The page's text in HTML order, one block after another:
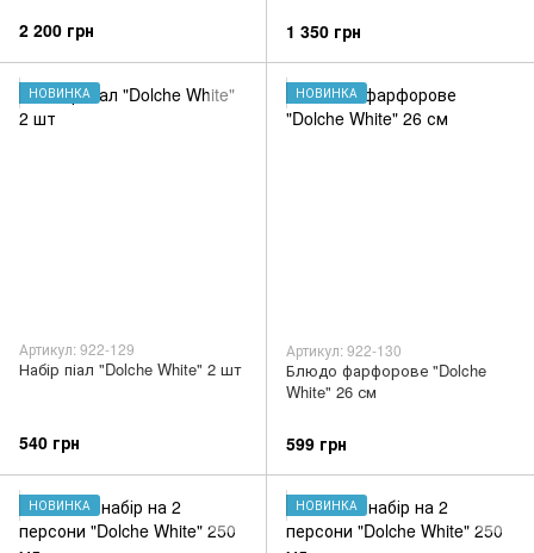
2 200 грн 1 350 грн
НОВИНКА
Артикул: 922-129
Набір піал "Dolche White" 2 шт
540 грн
НОВИНКА
Артикул: 922-130
Блюдо фарфорове "Dolche
White" 26 см
599 грн
НОВИНКА НОВИНКА